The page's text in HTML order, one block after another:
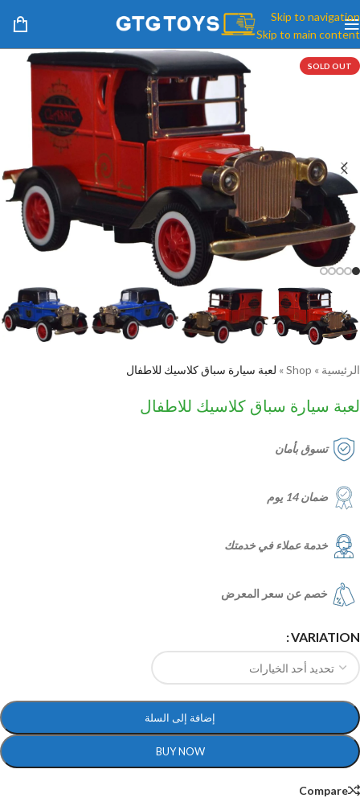
Skip to navigation
Skip to main content
SOLD OUT
الرئيسية »
Shop
» لعبة سيارة سباق كلاسيك للاطفال
لعبة سيارة سباق كلاسيك للاطفال
تسوق بأمان
ضمان 14 يوم
خدمة عملاء في خدمتك
خصم عن سعر المعرض
VARIATION
إضافة إلى السلة
BUY NOW
Compare